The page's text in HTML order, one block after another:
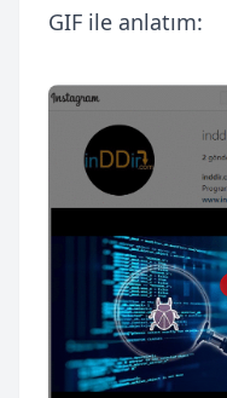
GIF ile anlatım: